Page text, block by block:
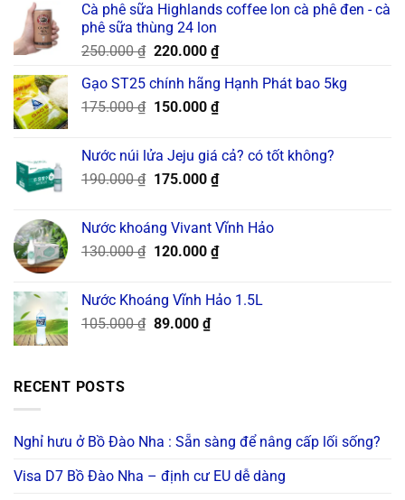
Cà phê sữa Highlands coffee lon cà phê đen - cà
phê sữa thùng 24 lon
250.000₫ Original
was:
250.000 ₫.
220.000 ₫Current
is:
220.000 ₫.
Gạo ST25 chính hãng Hạnh Phát bao 5kg
175.000₫ Original
175.000 ₫.
150.000 ₫Current
150.000 ₫.
Nước núi lửa Jeju giá cả? có tốt không?
190.000₫ Original
190.000 ₫.
175.000 ₫Current
is:
175.000 ₫.
Nước khoáng Vivant Vĩnh Hảo
130.000₫ Original
was:
130.000 ₫.
120.000 ₫Current
is:
120.000 ₫.
Nước Khoáng Vĩnh Hảo 1.5L
105.000₫ Original
89.000 ₫Current
RECENT POSTS
Nghỉ hưu ở Bồ Đào Nha : Sẵn sàng để nâng cấp lối sống?
Visa D7 Bồ Đào Nha – định cư EU dễ dàng